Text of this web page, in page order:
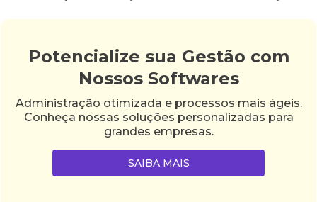
Potencialize sua Gestão com
Nossos Softwares
Administração otimizada e processos mais ágeis.
Conheça nossas soluções personalizadas para
grandes empresas.
SAIBA MAIS